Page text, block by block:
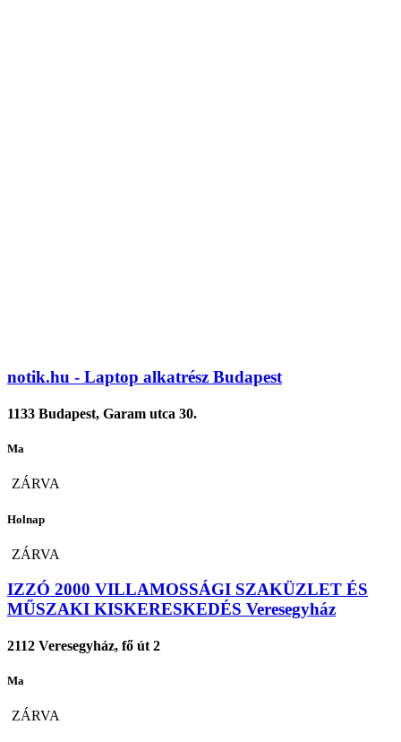
notik.hu - Laptop alkatrész Budapest
1133 Budapest, Garam utca 30.
Ma
ZÁRVA
Holnap
ZÁRVA
IZZÓ 2000 VILLAMOSSÁGI SZAKÜZLET ÉS
MŰSZAKI KISKERESKEDÉS Veresegyház
2112 Veresegyház, fő út 2
Ma
ZÁRVA